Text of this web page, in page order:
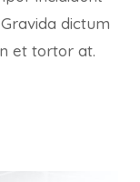
dictum
et tortor at.